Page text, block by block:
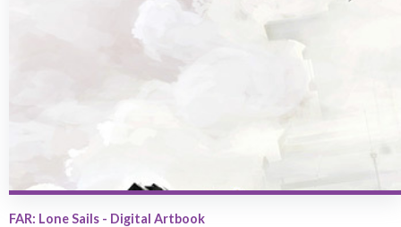
FAR: Lone Sails - Digital Artbook